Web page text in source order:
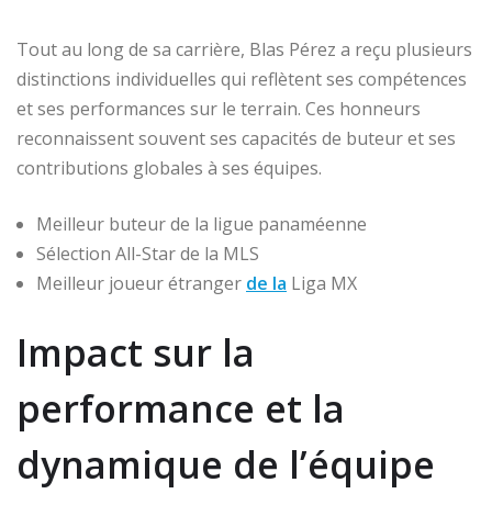
Tout au long de sa carrière, Blas Pérez a reçu plusieurs
distinctions individuelles qui reflètent ses compétences
et ses performances sur le terrain. Ces honneurs
reconnaissent souvent ses capacités de buteur et ses
contributions globales à ses équipes.
Meilleur buteur de la ligue panaméenne
Sélection All-Star de la MLS
Meilleur joueur étranger de la Liga MX
Impact sur la
performance et la
dynamique de l’équipe